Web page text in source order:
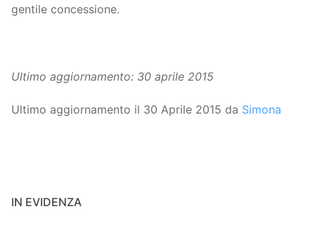
gentile concessione.
Ultimo aggiornamento: 30 aprile 2015
Ultimo aggiornamento il 30 Aprile 2015 da Simona
IN EVIDENZA